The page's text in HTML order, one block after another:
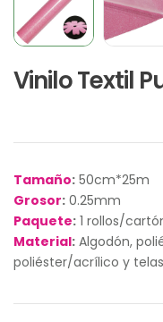
Vinilo Textil
Tamaño: 50cm*25m
Grosor: 0.25mm
Paquete: 1 rollos/
Material: Algodón,
poliéster/acrílico y